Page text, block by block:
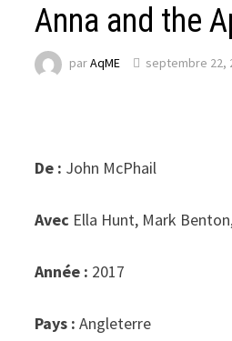
Anna and the
parAqME septembre 22,
De : John McPhail
Avec Ella Hunt, Mark
Année : 2017
Pays :Angleterre